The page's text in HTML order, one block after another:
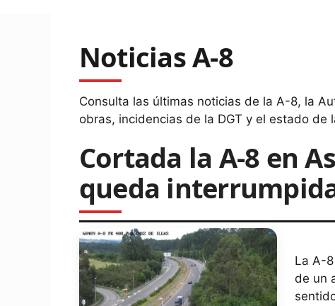
Noticias A-8
Consulta las últimas noticias de la A-8, la
obras, incidencias de la DGT y el estado de
Cortada la A-8 en
queda
La A-
de un